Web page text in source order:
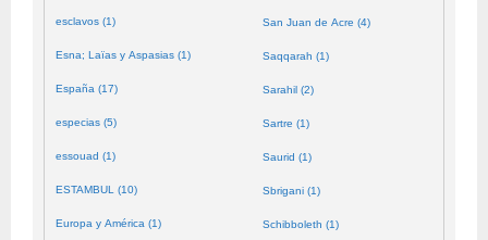
esclavos (1)
Esna; Laïas y Aspasias (1)
España (17)
especias (5)
essouad (1)
ESTAMBUL (10)
Europa y América (1)
San Juan de Acre (4)
Saqqarah (1)
Sarahil (2)
Sartre (1)
Saurid (1)
Sbrigani (1)
Schibboleth (1)